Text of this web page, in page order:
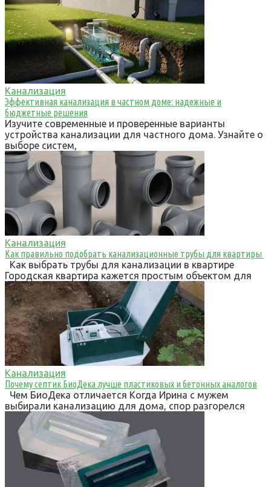
Канализация
Эффективная канализация в частном доме: надежные и
бюджетные решения
Изучите современные и проверенные варианты
устройства канализации для частного дома. Узнайте о
выборе систем,
Канализация
Как правильно подобрать канализационные трубы для квартиры
Как выбрать трубы для канализации в квартире
Городская квартира кажется простым объектом для
Канализация
Почему септик БиоДека лучше пластиковых и бетонных аналогов
Чем БиоДека отличается Когда Ирина с мужем
выбирали канализацию для дома, спор разгорелся